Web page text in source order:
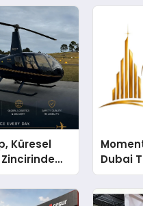
Küresel
Zincirinde
Açılıyor
Dubai